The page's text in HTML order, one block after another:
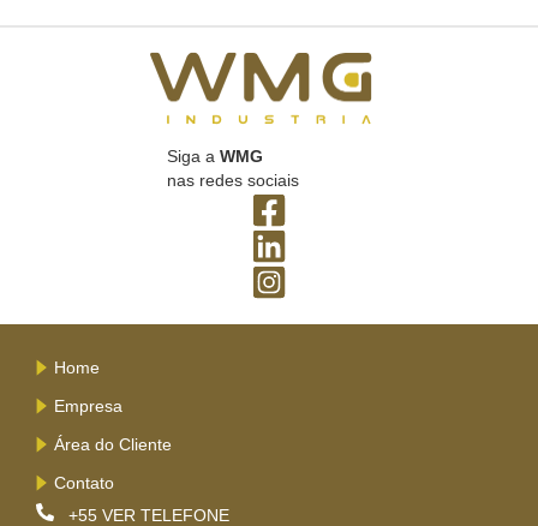
Siga a WMG
nas redes sociais
Home
Empresa
Área do Cliente
Contato
+55 VER TELEFONE